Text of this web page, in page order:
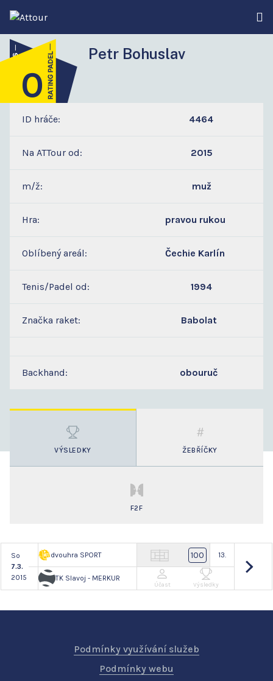
Petr Bohuslav
3
0
ID hráče: 4464
Na ATTour od: 2015
m/ž: muž
Hra: pravou rukou
Oblíbený areál: Čechie Karlín
Tenis/Padel od: 1994
Značka raket: Babolat
Backhand: obouruč
VÝSLEDKY ŽEBŘÍČKY
F2F
So
7.3.
2015
dvouhra SPORT
TK Slavoj - MERKUR
100 13.
Účast Výsledky
Podmínky využívání služeb
Podmínky webu